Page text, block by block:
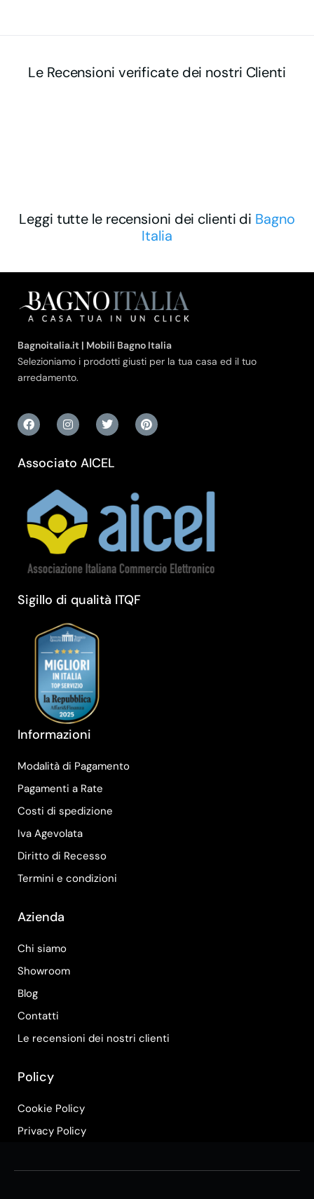
Le Recensioni verificate dei nostri Clienti
Leggi tutte le recensioni dei clienti di Bagno
Italia
Bagnoitalia.it | Mobili Bagno Italia
Selezioniamo i prodotti giusti per la tua casa ed il tuo
arredamento.
Associato AICEL
Sigillo di qualità ITQF
Informazioni
Modalità di Pagamento
Pagamenti a Rate
Costi di spedizione
Iva Agevolata
Diritto di Recesso
Termini e condizioni
Azienda
Chi siamo
Showroom
Blog
Contatti
Le recensioni dei nostri clienti
Policy
Cookie Policy
Privacy Policy